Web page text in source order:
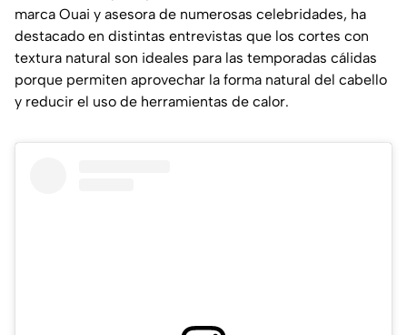
marca Ouai y asesora de numerosas celebridades, ha
destacado en distintas entrevistas que los cortes con
textura natural son ideales para las temporadas cálidas
porque permiten aprovechar la forma natural del cabello
y reducir el uso de herramientas de calor.